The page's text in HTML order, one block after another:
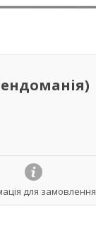
для замовлення